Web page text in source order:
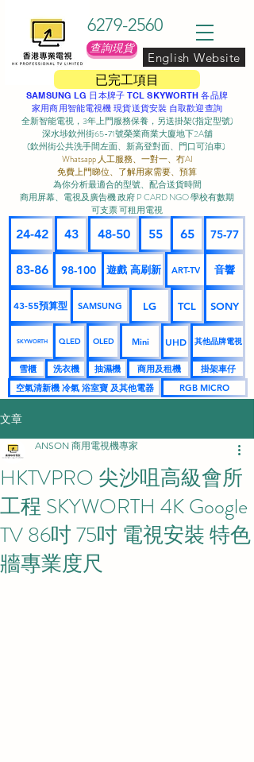
已完工項目
6279-2560
查詢現貨
English Website
SAMSUNG LG 日本牌子 TCL SKYWORTH 各品牌
家用商用智能電視機 現貨送貨安裝 自取歡迎查詢
全新智能電視，3年上門服務保養，另送掛架(指定型號)
深水埗欽州街65-71號榮業商業大廈地下2A舖
(欽州街公共洗手間左面、新高登對面、門口可泊車) ​
Whatsapp 人工服務、一對一、冇AI
免費上門睇位、了解用家需要、預算
為你分析最適合的型號、配合送貨時間
商用屏幕、電視及廣告機 政府 P CARD NGO 學校有數期
可支票 可租用電視
24-42 43 48-50 55 65 75-77
83-86 98-100 遊戲 高刷新 ART-TV 音響
43-55預算型 SAMSUNG LG TCL SONY
SKYWORTH QLED OLED Mini UHD 其他品牌電視
雪櫃 洗衣機 抽濕機 商用及租機
掛架車仔
空氣清新機 冷氣 浴室寶 及其他電器
RGB MICRO
文章
HKTVPRO 尖沙咀高級會所
工程 SKYWORTH 4K Google
TV 86吋 75吋 電視安裝 特色
牆專業度尺
ANSON 商用電視機專家